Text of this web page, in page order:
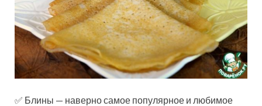
✅ Блины — наверно самое популярное и любимое